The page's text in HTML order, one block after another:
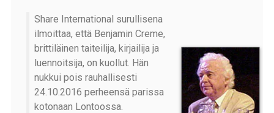
Share International surullisena
ilmoittaa, että Benjamin Creme,
brittiläinen taiteilija, kirjailija ja
luennoitsija, on kuollut. Hän
nukkui pois rauhallisesti
24.10.2016 perheensä parissa
kotonaan Lontoossa.